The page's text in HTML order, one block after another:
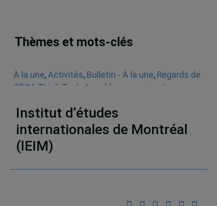
Thèmes et mots-clés
À la une, Activités, Bulletin - À la une, Regards de
l'IEIM Think Tank Appel à communications
Institut d’études
internationales de Montréal
(IEIM)